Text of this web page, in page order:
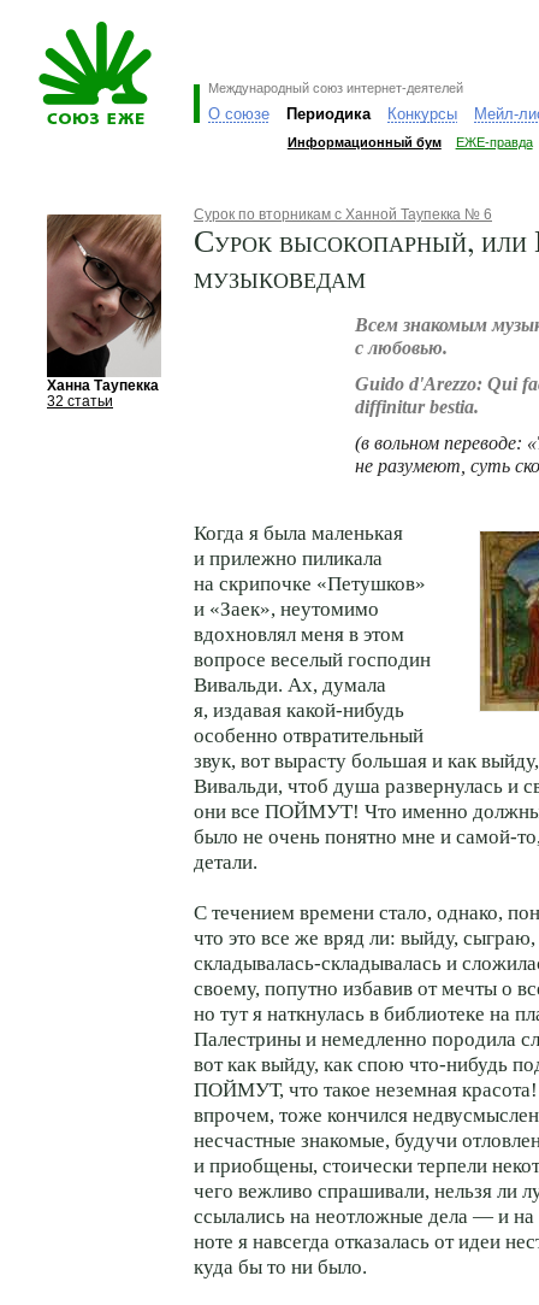
Международный союз интернет-деятелей
О союзе Периодика Конкурсы Мейл-
Информационный бум ЕЖЕ-правда
Ханна Таупекка
32 статьи
Сурок по вторникам с Ханной Таупекка № 6
Сурок высокопарный, или
музыковедам
Всем знакомым
с любовью.
Guido d'Arezzo: Qui
diffinitur bestia.
(в вольном переводе:
не разумеют, суть
Когда я была маленькая
и прилежно пиликала
на скрипочке «Петушков»
и «Заек», неутомимо
вдохновлял меня в этом
вопросе веселый господин
Вивальди. Ах, думала
я, издавая какой-нибудь
особенно отвратительный
звук, вот вырасту большая и как
Вивальди, чтоб душа развернулась и
они все ПОЙМУТ! Что именно должны
было не очень понятно мне и самой-
детали.
С течением времени стало, однако,
что это все же вряд ли: выйду,
складывалась-складывалась и
своему, попутно избавив от мечты о
но тут я наткнулась в библиотеке на
Палестрины и немедленно породила
вот как выйду, как спою что-нибудь
ПОЙМУТ, что такое неземная
впрочем, тоже кончился
несчастные знакомые, будучи
и приобщены, стоически терпели
чего вежливо спрашивали, нельзя ли
ссылались на неотложные дела — и
ноте я навсегда отказалась от идеи
куда бы то ни было.